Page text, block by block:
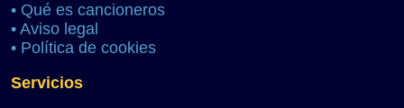
• Qué es cancioneros
• Aviso legal
• Política de cookies
Servicios